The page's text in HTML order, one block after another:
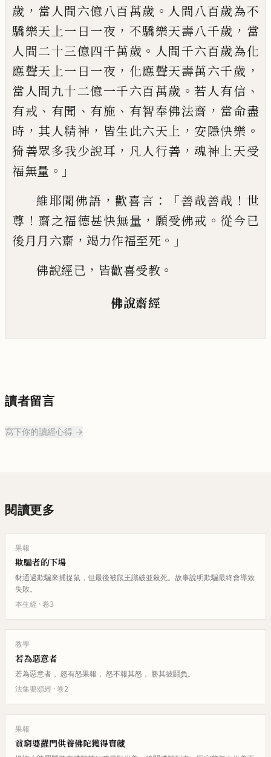
歲 ， 當人間六億八百萬歲 。 人間八百歲為不
驕樂天上一日一夜 ， 不驕樂天壽八千歲 ， 當
人間二十三億四千萬歲 。 人間千六百歲為化
應聲天上一 日一夜 ， 化應聲天壽萬六千歲 ，
當人間九十二億一千六百萬歲 。若人有信 、
有戒 、 有聞 、 有施 、 有智奉佛法齋 ， 當命盡
時 ，其人精神 ， 皆生此六天上 ， 安隱快樂 。
猗善眾多我少說耳 ， 凡人行善 ， 魂神上天受
福無量 。」
維耶聞佛語 ， 歡喜言 ：「善哉善哉 ！ 世
尊 ！ 齋之福德甚快無量 ， 願受佛戒 。 從今已
後月月六齋 ， 竭力作福至死 。」
佛說經已 ， 皆歡喜受教 。
佛說齋經
讀者留言
寫下你的讀經心得 →
閱讀更多
果報
欺騙者的下場
豺通過欺騙來捕捉鼠，但最後被鼠王識破並殺死。故事說明欺騙最終會導致
失敗。
本生經 · 卷3
教學
若為惡意者
若為惡意者， 怒有怒果報， 怒不報其怒， 勝其彼鬪負。
法集要頌經 · 卷2
果報
貧窮婆羅門供養佛陀獲得寶藏